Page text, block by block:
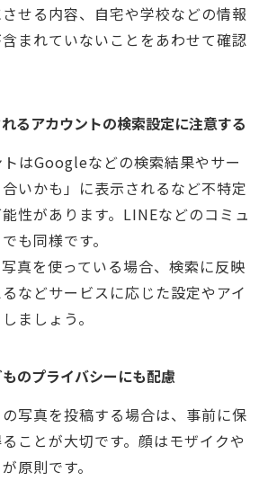
せる内容、自宅や学校などの情報
まれていないことをあわせて確認
るアカウントの検索設定に注意する
はGoogleなどの検索結果やサー
いかも」に表示されるなど不特定
性があります。LINEなどのコミュ
も同様です。
真を使っている場合、検索に反映
などサービスに応じた設定やアイ
ましょう。
のプライバシーにも配慮
写真を投稿する場合は、事前に保
ことが大切です。顔はモザイクや
原則です。